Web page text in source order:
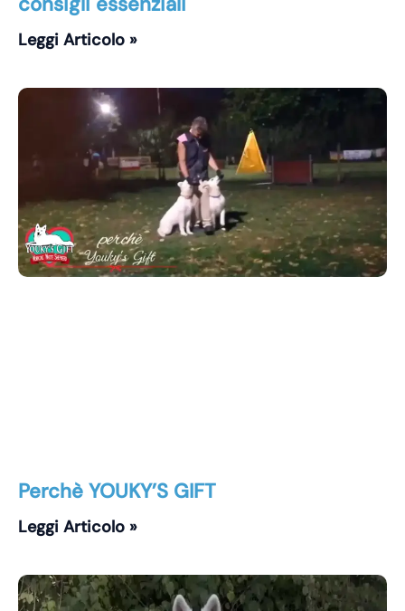
Leggi Articolo »
Perchè YOUKY’S GIFT
Leggi Articolo »